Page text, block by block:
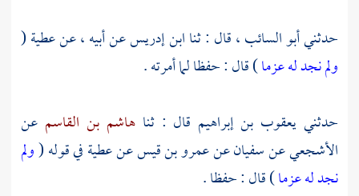
حدثنيأبو السائب، قال : ثناابن إدريسعن أبيه ، عنعطية(
ولم نجد له عزما) قال : حفظا لما أمرته .
حدثنييعقوب بن إبراهيم قال : ثناهاشم بن القاسم عن
الأشجعيعنسفيانعنعمرو بن قيسعنعطيةفي قوله (ولم
نجد له عزما) قال : حفظا .